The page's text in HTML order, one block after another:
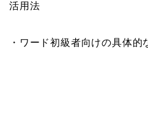
活用法
・ワード初級者向けの具体的